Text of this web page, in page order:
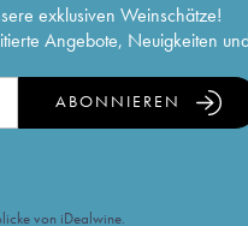
exklusiven Weinschätze!
Angebote, Neuigkeiten
ABONNIEREN
von iDealwine.